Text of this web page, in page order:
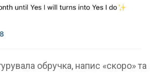
обручка, напис «скоро» та